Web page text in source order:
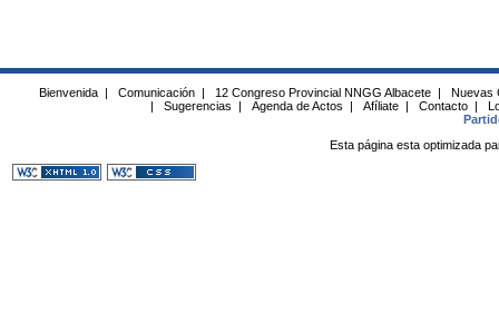
Bienvenida | Comunicación | 12 Congreso Provincial NNGG Albacete |
Nuevas
|
Sugerencias | Agenda de Actos | Afíliate | Contacto |
Esta página esta optimizada